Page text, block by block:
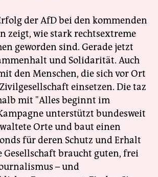
der AfD bei den kommenden
zeigt, wie stark rechtsextreme
geworden sind. Gerade jetzt
und Solidarität. Auch
den Menschen, die sich vor Ort
einsetzen. Die taz
mit "Alles beginnt im
unterstützt bundesweit
Orte und baut einen
für deren Schutz und Erhalt
Gesellschaft braucht guten, frei
– und